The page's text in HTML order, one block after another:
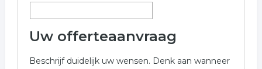
Uw offerteaanvraag
Beschrijf duidelijk uw wensen. Denk aan wanneer